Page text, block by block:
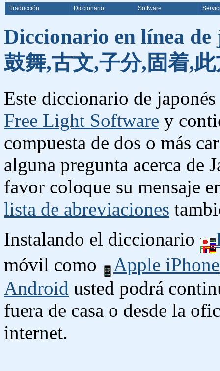
Traducción Diccionario Software
Diccionario en línea
鼓舞,古文,子分,固着,
Este diccionario de
Free Light Software y
compuesta de dos o más
alguna pregunta acerca de
favor coloque su mensaje
lista de abreviaciones
Instalando el diccionario
móvil como
Apple iPhone
Android usted podrá
fuera de casa o desde la
internet.